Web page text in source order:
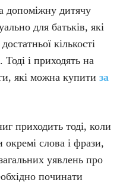
допоміжну дитячу
для батьків, які
кількості
Тоді і приходять на
які можна купити за
приходить тоді, коли
окремі слова і фрази,
уявлень про
починати